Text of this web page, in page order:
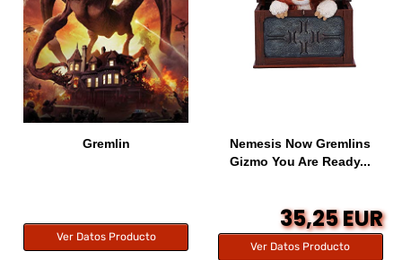
Gremlin
Ver Datos Producto
Nemesis Now Gremlins
Gizmo You Are Ready...
35,25 EUR
Ver Datos Producto